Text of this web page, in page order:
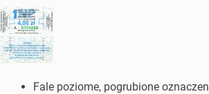
Fale poziome, pogrubione